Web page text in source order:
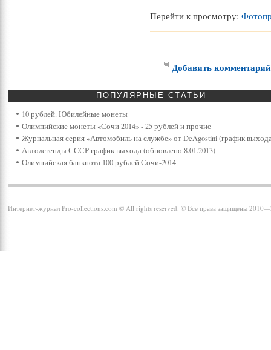
Перейти к просмотру:
Добавить комментарий
ПОПУЛЯРНЫЕ СТАТЬИ
10 рублей. Юбилейные монеты
Олимпийские монеты «Сочи 2014» - 25 рублей и прочие
Журнальная серия «Автомобиль на службе» от DeAgostini (график
Автолегенды СССР график выхода (обновлено 8.01.2013)
Олимпийская банкнота 100 рублей Сочи-2014
Интернет-журнал Pro-collections.com © All rights reserved. © Все права защищены